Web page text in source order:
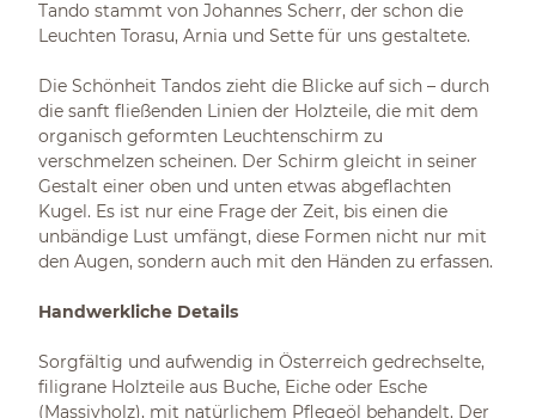
Tando stammt von Johannes Scherr, der schon die
Leuchten Torasu, Arnia und Sette für uns gestaltete.
Die Schönheit Tandos zieht die Blicke auf sich – durch
die sanft fließenden Linien der Holzteile, die mit dem
organisch geformten Leuchtenschirm zu
verschmelzen scheinen. Der Schirm gleicht in seiner
Gestalt einer oben und unten etwas abgeflachten
Kugel. Es ist nur eine Frage der Zeit, bis einen die
unbändige Lust umfängt, diese Formen nicht nur mit
den Augen, sondern auch mit den Händen zu erfassen.
Handwerkliche Details
Sorgfältig und aufwendig in Österreich gedrechselte,
filigrane Holzteile aus Buche, Eiche oder Esche
(Massivholz), mit natürlichem Pflegeöl behandelt. Der